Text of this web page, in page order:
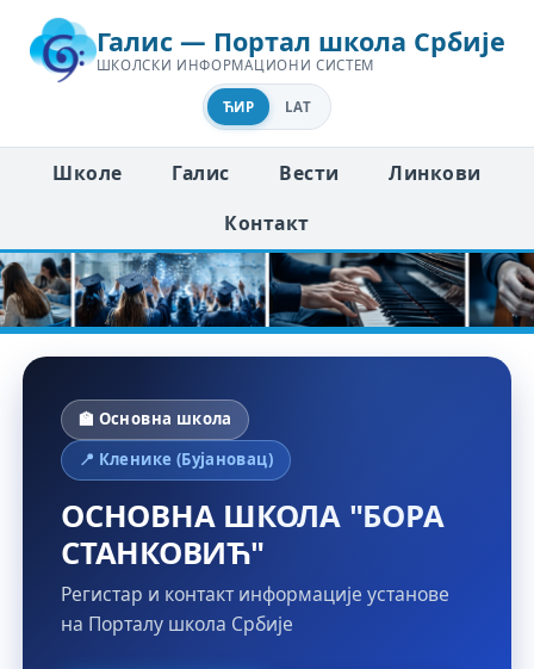
Галис — Портал школа Србије
ШКОЛСКИ ИНФОРМАЦИОНИ СИСТЕМ
ЋИР LAT
Школе Галис Вести
Линкови
Контакт
🏫 Основна школа
📍 Кленике (Бујановац)
ОСНОВНА ШКОЛА "БОРА
СТАНКОВИЋ"
Регистар и контакт информације установе
на Порталу школа Србије